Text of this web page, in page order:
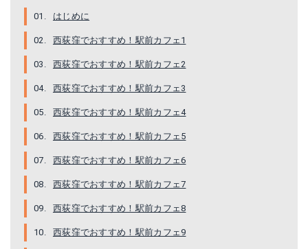
はじめに
西荻窪でおすすめ！駅前カフェ1
西荻窪でおすすめ！駅前カフェ2
西荻窪でおすすめ！駅前カフェ3
西荻窪でおすすめ！駅前カフェ4
西荻窪でおすすめ！駅前カフェ5
西荻窪でおすすめ！駅前カフェ6
西荻窪でおすすめ！駅前カフェ7
西荻窪でおすすめ！駅前カフェ8
西荻窪でおすすめ！駅前カフェ9